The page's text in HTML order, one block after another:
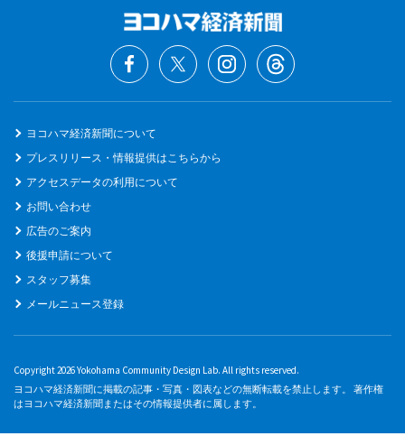
ヨコハマ経済新聞について
プレスリリース・情報提供はこちらから
アクセスデータの利用について
お問い合わせ
広告のご案内
後援申請について
スタッフ募集
メールニュース登録
Copyright 2026 Yokohama Community Design Lab. All rights reserved.
ヨコハマ経済新聞に掲載の記事・写真・図表などの無断転載を禁止します。 著作権
はヨコハマ経済新聞またはその情報提供者に属します。